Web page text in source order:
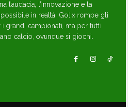
l’audacia, l’innovazione e la
in realtà. Golix rompe gli
grandi campionati, ma per tutti
calcio, ovunque si giochi.